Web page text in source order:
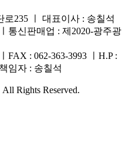
235 ㅣ 대표이사 : 송칠석
통신판매업 : 제2020-광주광
FAX : 062-363-3993 ㅣH.P :
임자 : 송칠석
Rights Reserved.